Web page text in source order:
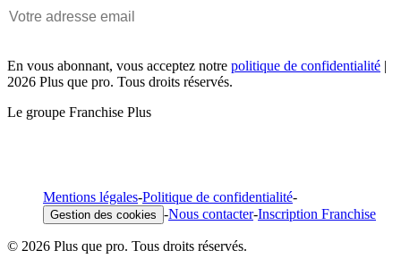
En vous abonnant, vous acceptez notre politique de confidentialité |
2026 Plus que pro. Tous droits réservés.
Le groupe Franchise Plus
Mentions légales-Politique de confidentialité-
Gestion des cookies -Nous contacter-Inscription Franchise
© 2026 Plus que pro. Tous droits réservés.